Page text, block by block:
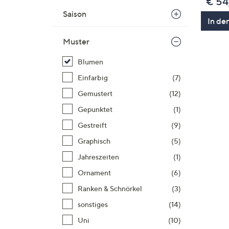
Saison
Muster
Blumen
Einfarbig
(7)
Gemustert
(12)
Gepunktet
(1)
Gestreift
(9)
Graphisch
(5)
Jahreszeiten
(1)
Ornament
(6)
Ranken & Schnörkel
(3)
sonstiges
(14)
Uni
(10)
In